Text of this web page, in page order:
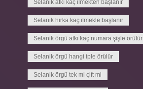
Selanik atkı kaç ilmekten başlanır
Selanik hırka kaç ilmekle başlanır
Selanik örgü atkı kaç numara şişle örülür
Selanik örgü hangi iple örülür
Selanik örgü tek mi çift mi